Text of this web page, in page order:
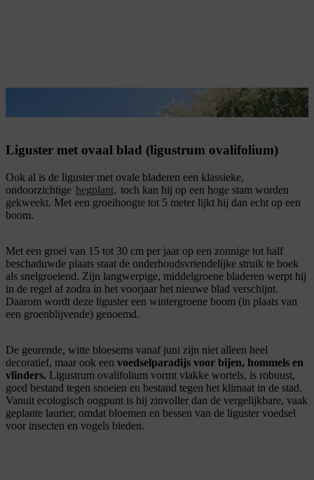
De liguster met het ovale blad biedt voedsel aan bijen.
Liguster met ovaal blad (ligustrum ovalifolium)
Ook al is de liguster met ovale bladeren een klassieke,
ondoorzichtige hegplant, toch kan hij op een hoge stam worden
gekweekt. Met een groeihoogte tot 5 meter lijkt hij dan echt op een
boom.
Met een groei van 15 tot 30 cm per jaar op een zonnige tot half
beschaduwde plaats staat de onderhoudsvriendelijke struik te boek
als snelgroeiend. Zijn langwerpige, middelgroene bladeren werpt hij
in de regel af zodra in het voorjaar het nieuwe blad verschijnt.
Daarom wordt deze liguster een wintergroene boom (in plaats van
een groenblijvende) genoemd.
De geurende, witte bloesems vanaf juni zijn niet alleen heel
decoratief, maar ook een voedselparadijs voor bijen, hommels en
vlinders. Ligustrum ovalifolium vormt vlakke wortels, is robuust,
goed bestand tegen snoeien en bestand tegen het klimaat in de stad.
Vanuit ecologisch oogpunt is hij zinvoller dan de vergelijkbare, vaak
geplante laurier, omdat bloemen en bessen van de liguster voedsel
voor insecten en vogels bieden.